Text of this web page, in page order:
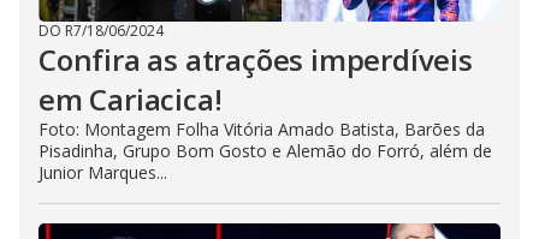
DO R7/18/06/2024
Confira as atrações imperdíveis
em Cariacica!
Foto: Montagem Folha Vitória Amado Batista, Barões da
Pisadinha, Grupo Bom Gosto e Alemão do Forró, além de
Junior Marques...